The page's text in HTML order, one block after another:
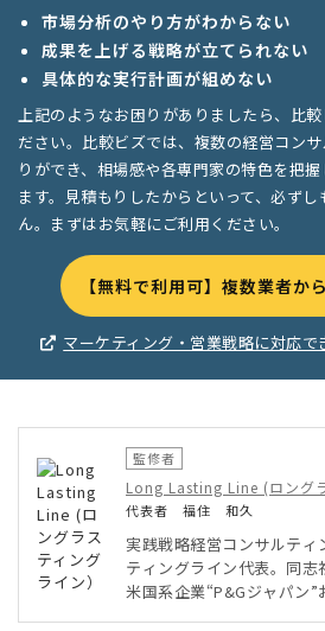
市場分析のやり方がわからない
成果を上げる戦略が立てられない
具体的な実行計画が組めない
上記のようなお困りがありましたら、比
ださい。比較ビズでは、複数の経営コン
りができ、相場感や各専門家の特色を把
ます。見積もりしたからといって、必ず
ん。まずはお気軽にご利用ください。
【無料で利用可】複数業者か
マーケティング・営業戦略に対応
監修者
Long Lasting Line (ロング
代表者 福住 和久
実践戦略経営コンサルテ
ティングライン代表。同
米国系企業“P&Gジャパン